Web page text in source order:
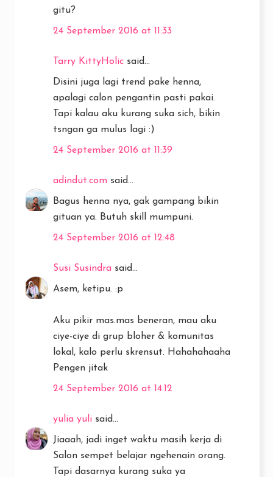
gitu?
24 September 2016 at 11:33
Tarry KittyHolic said...
Disini juga lagi trend pake henna,
apalagi calon pengantin pasti pakai.
Tapi kalau aku kurang suka sich, bikin
tsngan ga mulus lagi :)
24 September 2016 at 11:39
adindut.com said...
Bagus henna nya, gak gampang bikin
gituan ya. Butuh skill mumpuni.
24 September 2016 at 12:48
Susi Susindra said...
Asem, ketipu. :p
Aku pikir mas.mas beneran, mau aku
ciye-ciye di grup bloher & komunitas
lokal, kalo perlu skrensut. Hahahahaaha
Pengen jitak
24 September 2016 at 14:12
yulia yuli said...
Jiaaah, jadi inget waktu masih kerja di
Salon sempet belajar ngehenain orang.
Tapi dasarnya kurang suka ya